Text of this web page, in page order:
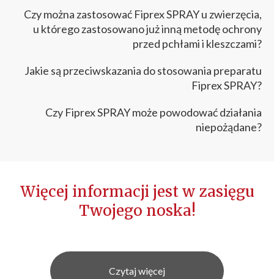
Czy można zastosować Fiprex SPRAY u zwierzęcia,
u którego zastosowano już inną metodę ochrony
przed pchłami i kleszczami?
Jakie są przeciwskazania do stosowania preparatu
Fiprex SPRAY?
Czy Fiprex SPRAY może powodować działania
niepożądane?
Więcej informacji jest w zasięgu
Twojego noska!
Czytaj więcej